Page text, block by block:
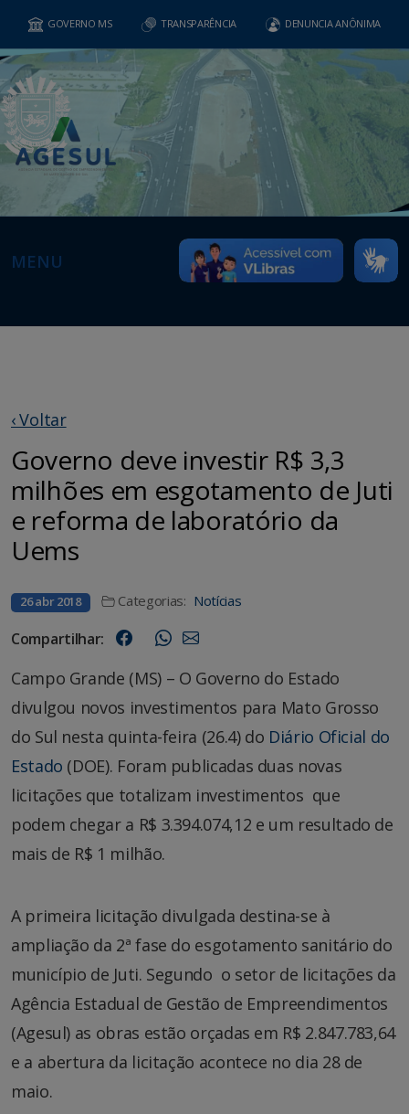
GOVERNO MS TRANSPARÊNCIA DENUNCIA ANÔNIMA
MENU
‹ Voltar
Governo deve investir R$ 3,3
milhões em esgotamento de Juti
e reforma de laboratório da
Uems
26 abr 2018 Categorias: Notícias
Compartilhar:
Campo Grande (MS) – O Governo do Estado
divulgou novos investimentos para Mato Grosso
do Sul nesta quinta-feira (26.4) do Diário Oficial do
Estado (DOE). Foram publicadas duas novas
licitações que totalizam investimentos que
podem chegar a R$ 3.394.074,12 e um resultado de
mais de R$ 1 milhão.
A primeira licitação divulgada destina-se à
ampliação da 2ª fase do esgotamento sanitário do
município de Juti. Segundo o setor de licitações da
Agência Estadual de Gestão de Empreendimentos
(Agesul) as obras estão orçadas em R$ 2.847.783,64
e a abertura da licitação acontece no dia 28 de
maio.